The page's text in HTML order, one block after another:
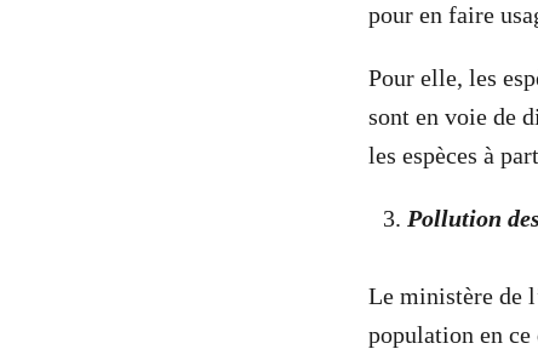
pour en faire
Pour elle, les
sont en voie de
les espèces à
Pollution
Le ministère de
population en